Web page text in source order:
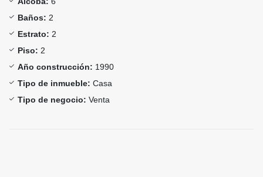
Baños: 2
Estrato: 2
Piso: 2
Año construcción: 1990
Tipo de inmueble: Casa
Tipo de negocio: Venta